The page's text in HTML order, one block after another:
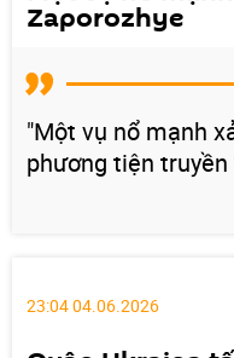
Zaporozhye
"Một vụ nổ mạnh
phương tiện
23:04 04.06.2026